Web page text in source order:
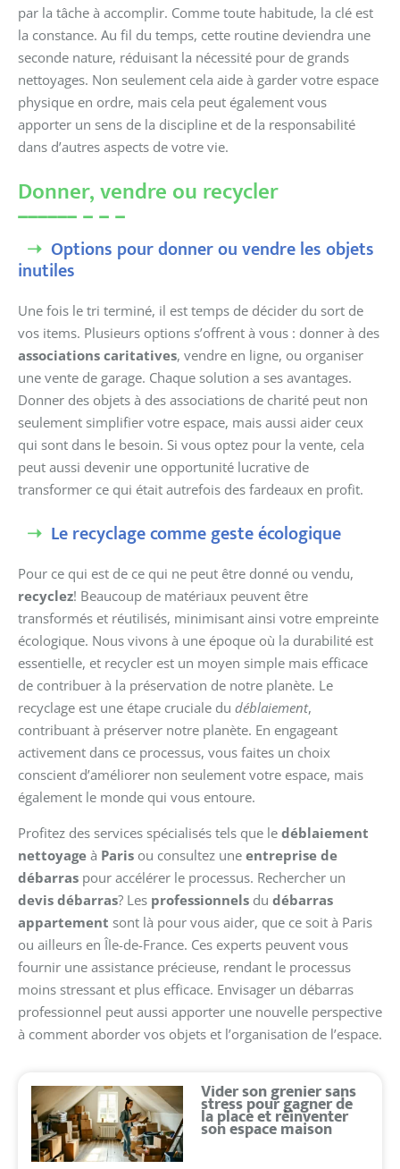
par la tâche à accomplir. Comme toute habitude, la clé est
la constance. Au fil du temps, cette routine deviendra une
seconde nature, réduisant la nécessité pour de grands
nettoyages. Non seulement cela aide à garder votre espace
physique en ordre, mais cela peut également vous
apporter un sens de la discipline et de la responsabilité
dans d’autres aspects de votre vie.
Donner, vendre ou recycler
Options pour donner ou vendre les objets
inutiles
Une fois le tri terminé, il est temps de décider du sort de
vos items. Plusieurs options s’offrent à vous : donner à des
associations caritatives, vendre en ligne, ou organiser
une vente de garage. Chaque solution a ses avantages.
Donner des objets à des associations de charité peut non
seulement simplifier votre espace, mais aussi aider ceux
qui sont dans le besoin. Si vous optez pour la vente, cela
peut aussi devenir une opportunité lucrative de
transformer ce qui était autrefois des fardeaux en profit.
Le recyclage comme geste écologique
Pour ce qui est de ce qui ne peut être donné ou vendu,
recyclez! Beaucoup de matériaux peuvent être
transformés et réutilisés, minimisant ainsi votre empreinte
écologique. Nous vivons à une époque où la durabilité est
essentielle, et recycler est un moyen simple mais efficace
de contribuer à la préservation de notre planète. Le
recyclage est une étape cruciale du déblaiement,
contribuant à préserver notre planète. En engageant
activement dans ce processus, vous faites un choix
conscient d’améliorer non seulement votre espace, mais
également le monde qui vous entoure.
Profitez des services spécialisés tels que le déblaiement
nettoyage à Paris ou consultez une entreprise de
débarras pour accélérer le processus. Rechercher un
devis débarras? Les professionnels du débarras
appartement sont là pour vous aider, que ce soit à Paris
ou ailleurs en Île-de-France. Ces experts peuvent vous
fournir une assistance précieuse, rendant le processus
moins stressant et plus efficace. Envisager un débarras
professionnel peut aussi apporter une nouvelle perspective
à comment aborder vos objets et l’organisation de l’espace.
Vider son grenier sans
stress pour gagner de
la place et réinventer
son espace maison